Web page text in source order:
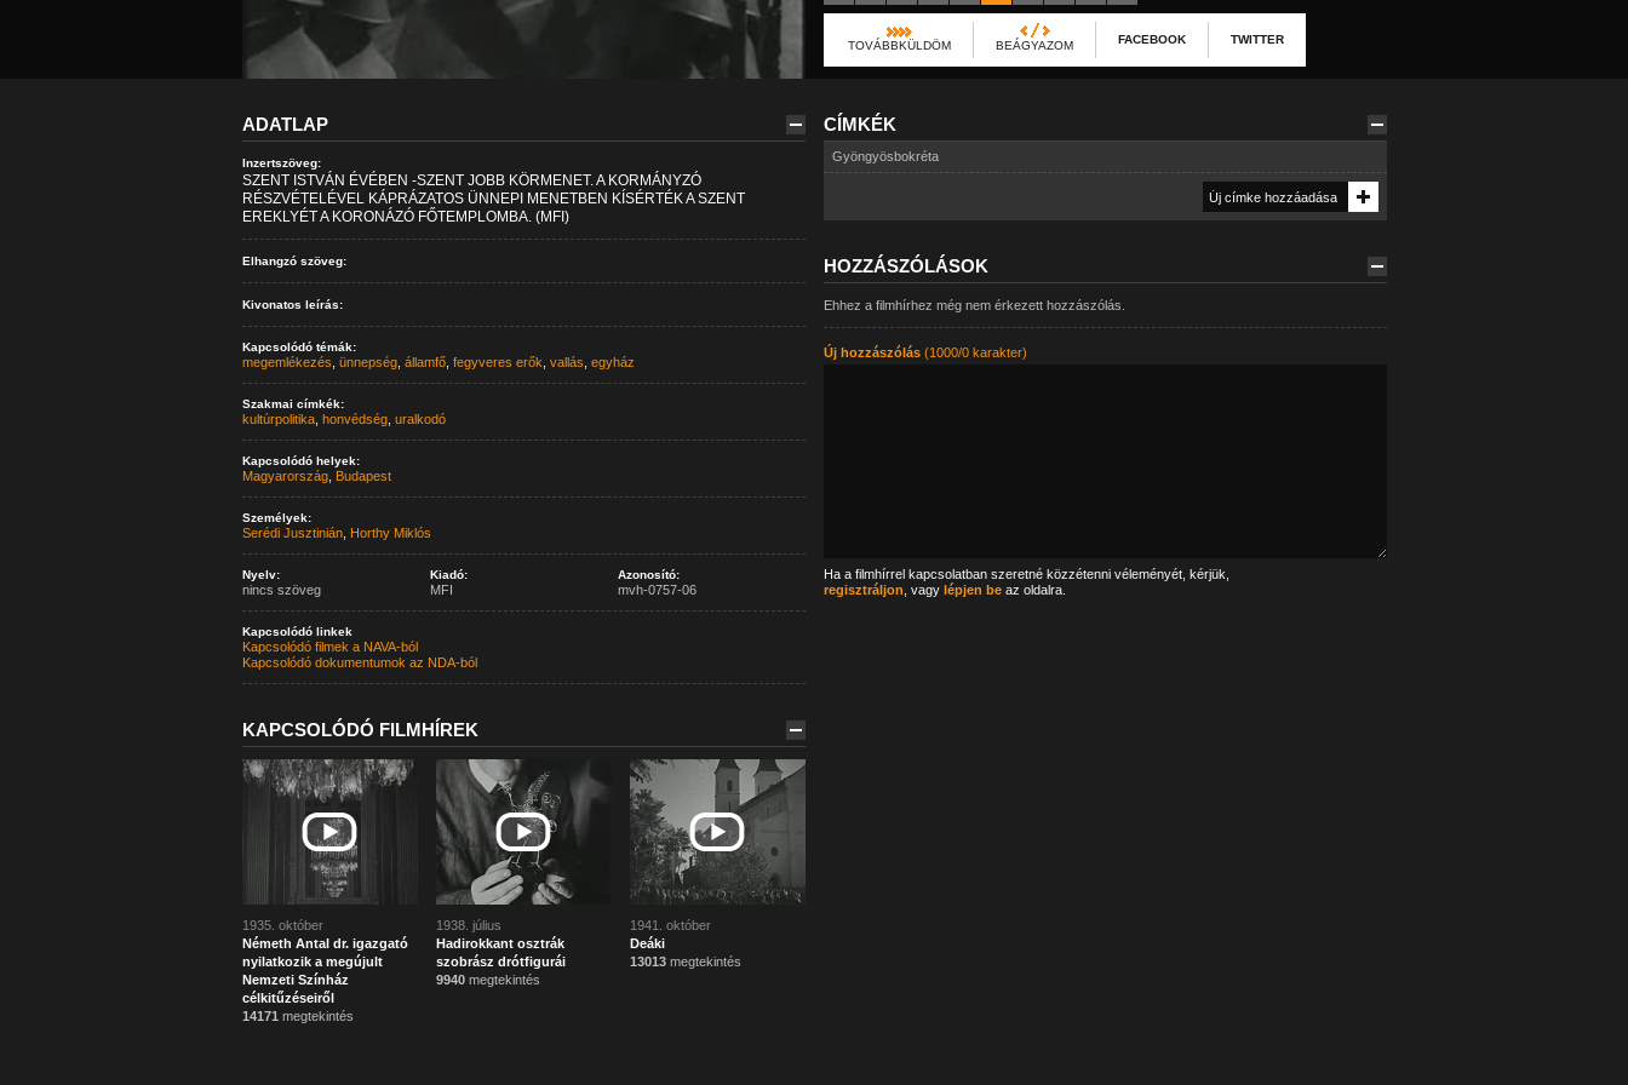
TOVÁBBKÜLDÖM BEÁGYAZOM FACEBOOK TWITTER
ADATLAP
Inzertszöveg:
SZENT ISTVÁN ÉVÉBEN -SZENT JOBB KÖRMENET. A KORMÁNYZÓ
RÉSZVÉTELÉVEL KÁPRÁZATOS ÜNNEPI MENETBEN KÍSÉRTÉK A SZENT
EREKLYÉT A KORONÁZÓ FŐTEMPLOMBA. (MFI)
Elhangzó szöveg:
Kivonatos leírás:
Kapcsolódó témák:
megemlékezés ünnepség, államfő, fegyveres erők vallás egyház
Szakmai címkék:
kultúrpolitika, honvédség, uralkodó
Kapcsolódó helyek:
Magyarország, Budapest
Személyek:
Serédi Jusztinián, Horthy Miklós
Nyelv:
nincs szöveg
Kiadó:
MFI
Azonosító:
mvh-0757-06
Kapcsolódó linkek
Kapcsolódó filmek a NAVA-ból
Kapcsolódó dokumentumok az NDA-ból
KAPCSOLÓDÓ FILMHÍREK
1935. október
Németh Antal dr. igazgató
nyilatkozik a megújult
Nemzeti Színház
célkitűzéseiről
14171 megtekintés
1938. július
Hadirokkant osztrák
szobrász drótfigurái
9940megtekintés
1941. október
Deáki
13013megtekintés
CÍMKÉK
Gyöngyösbokréta
HOZZÁSZÓLÁSOK
Ehhez a filmhírhez még nem érkezett hozzászólás.
Új hozzászólás(1000/0 karakter)
Ha a filmhírrel kapcsolatban szeretné közzétenni véleményét, kérjük,
regisztráljon , vagy lépjen beaz oldalra.